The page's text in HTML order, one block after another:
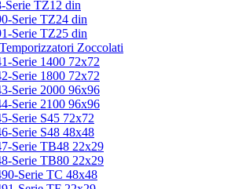
Serie TZ12 din
Serie TZ24 din
Serie TZ25 din
Zoccolati
Serie 1400 72x72
Serie 1800 72x72
Serie 2000 96x96
Serie 2100 96x96
Serie S45 72x72
Serie S48 48x48
Serie TB48 22x29
Serie TB80 22x29
Serie TC 48x48